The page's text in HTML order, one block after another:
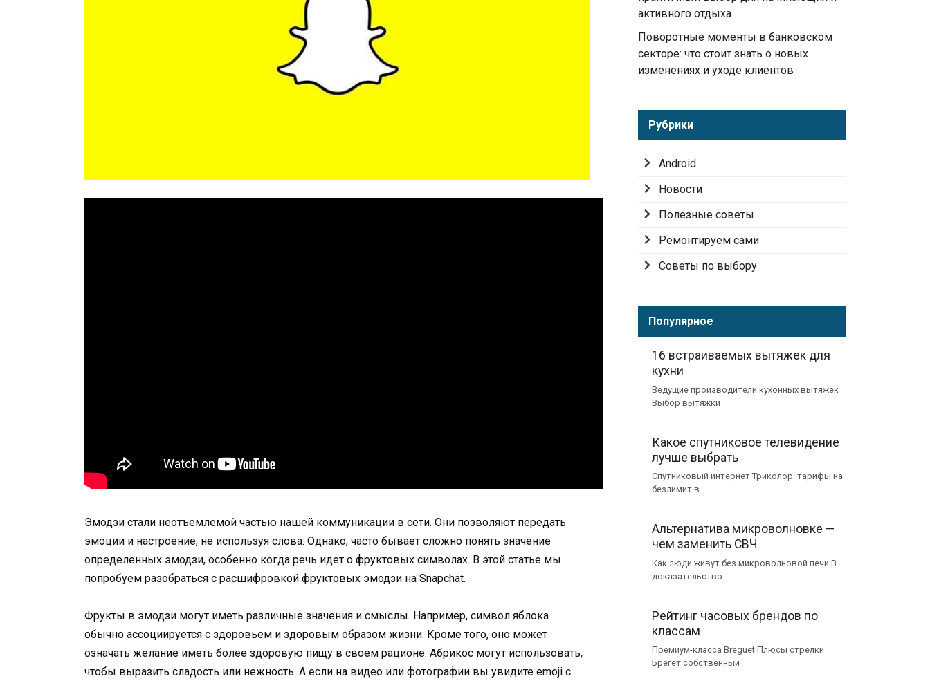
Эмодзи стали неотъемлемой частью нашей коммуникации в сети. Они позволяют передать
эмоции и настроение, не используя слова. Однако, часто бывает сложно понять значение
определенных эмодзи, особенно когда речь идет о фруктовых символах. В этой статье мы
попробуем разобраться с расшифровкой фруктовых эмодзи на Snapchat.
Фрукты в эмодзи могут иметь различные значения и смыслы. Например, символ яблока
обычно ассоциируется с здоровьем и здоровым образом жизни. Кроме того, оно может
означать желание иметь более здоровую пищу в своем рационе. Абрикос могут использовать,
чтобы выразить сладость или нежность. А если на видео или фотографии вы увидите emoji с
активного отдыха
Поворотные моменты в банковском
секторе: что стоит знать о новых
изменениях и уходе клиентов
Рубрики
Android
Новости
Полезные советы
Ремонтируем сами
Советы по выбору
Популярное
16 встраиваемых вытяжек для
кухни
Ведущие производители кухонных вытяжек
Выбор вытяжки
Какое спутниковое телевидение
лучше выбрать
Спутниковый интернет Триколор: тарифы на
безлимит в
Альтернатива микроволновке —
чем заменить СВЧ
Как люди живут без микроволновой печи В
доказательство
Рейтинг часовых брендов по
классам
Премиум-класса Breguet Плюсы стрелки
Брегет собственный